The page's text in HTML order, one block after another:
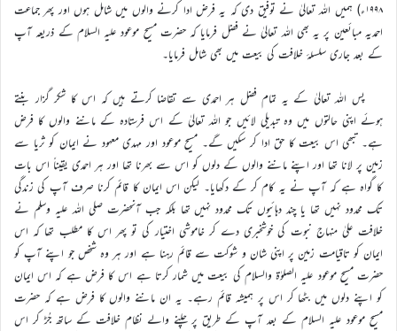
۱۹۹۸ء) ہمیں اللہ تعالیٰ نے توفیق دی کہ یہ فرض ادا کرنے والوں میں شامل ہوں اور پھر جماعت
احمدیہ مبائعین پر یہ بھی اللہ تعالیٰ نے فضل فرمایا کہ حضرت مسیح موعود علیہ السلام کے ذریعہ آپ
کے بعد جاری سلسلۂ خلافت کی بیعت میں بھی شامل فرمایا۔
پس اللہ تعالیٰ کے یہ تمام فضل ہر احمدی سے تقاضا کرتے ہیں کہ اس کا شکر گزار بنتے
ہوئے اپنی حالتوں میں وہ تبدیلی لائیں جو اللہ تعالیٰ کے اس فرستادہ کے ماننے والوں کا فرض
ہے۔ تبھی اس بیعت کا حق ادا کر سکیں گے۔ مسیح موعود اور مہدی معہود نے ایمان کو ثریا سے
زمین پر لانا تھا اور اپنے ماننے والوں کے دلوں کو اس سے بھرنا تھا اور ہر احمدی یقیناً اس بات
کا گواہ ہے کہ آپ نے یہ کام کر کے دکھایا۔ لیکن اس ایمان کا قائم کرنا صرف آپ کی زندگی
تک محدود نہیں تھا یا چند دہائیوں تک محدود نہیں تھا بلکہ جب آنحضرت صلی اللہ علیہ وسلم نے
خلافت علیٰ منہاج نبوت کی خوشخبری دے کر خاموشی اختیار کی تو پھر اس کا مطلب تھا کہ اس
ایمان کو تاقیامت زمین پر اپنی شان و شوکت سے قائم رہنا ہے اور ہر وہ شخص جو اپنے آپ کو
حضرت مسیح موعود علیہ الصلوٰۃ والسلام کی بیعت میں شمار کرتا ہے اس کا فرض ہے کہ اس ایمان
کو اپنے دلوں میں بٹھا کر اس پر ہمیشہ قائم رہے۔ یہ ان ماننے والوں کا فرض ہے کہ حضرت
مسیح موعود علیہ السلام کے بعد آپ کے طریق پر چلنے والے نظام خلافت کے ساتھ جُڑ کر اس